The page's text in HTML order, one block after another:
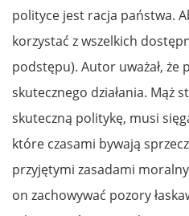
polityce jest racja państwa.
korzystać z wszelkich
podstępu). Autor uważał, że
skutecznego działania. Mąż
skuteczną politykę, musi
które czasami bywają
przyjętymi zasadami
on zachowywać pozory